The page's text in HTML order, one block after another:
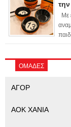
Με
ΟΜΑΔΕΣ
ΑΓΟΡ
ΑΟΚ ΧΑΝΙΑ